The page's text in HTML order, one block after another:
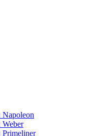
Napoleon
Weber
Primeliner